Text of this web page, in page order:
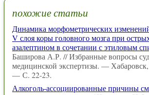
похожие статьи
Динамика морфометрических
V слоя коры головного мозга при
азалептином в сочетании с этиловым
Баширова А.Р. // Избранные вопросы
медицинской экспертизы. —
— С. 22-23.
Алкоголь-ассоциированные причины